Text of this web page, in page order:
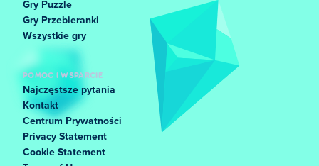
Gry Puzzle
Gry Przebieranki
Wszystkie gry
POMOC I WSPARCIE
Najczęstsze pytania
Kontakt
Centrum Prywatności
Privacy Statement
Cookie Statement